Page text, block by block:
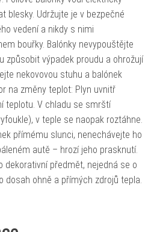
blesky. Udržujte je v bezpečné
vedení a nikdy s nimi
bouřky. Balónky nevypouštějte
způsobit výpadek proudu a ohrožují
nekovovou stuhu a balónek
na změny teplot: Plyn uvnitř
teplotu. V chladu se smrští
v teple se naopak roztáhne.
přímému slunci, nenechávejte ho
autě – hrozí jeho prasknutí.
dekorativní předmět, nejedná se o
dosah ohně a přímých zdrojů tepla.